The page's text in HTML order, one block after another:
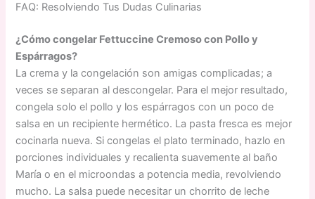
FAQ: Resolviendo Tus Dudas Culinarias
¿Cómo congelar Fettuccine Cremoso con Pollo y
Espárragos?
La crema y la congelación son amigas complicadas; a
veces se separan al descongelar. Para el mejor resultado,
congela solo el pollo y los espárragos con un poco de
salsa en un recipiente hermético. La pasta fresca es mejor
cocinarla nueva. Si congelas el plato terminado, hazlo en
porciones individuales y recalienta suavemente al baño
María o en el microondas a potencia media, revolviendo
mucho. La salsa puede necesitar un chorrito de leche